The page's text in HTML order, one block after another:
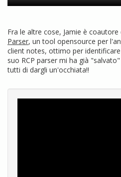
Fra le altre cose, Jamie è
Parser, un tool opensource per
client notes, ottimo per
suo RCP parser mi ha già
tutti di dargli un'occhiata!!